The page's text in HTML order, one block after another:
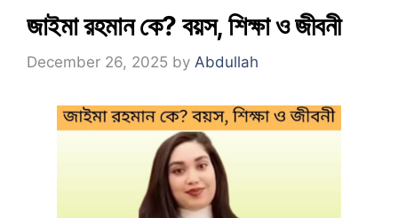
জাইমা রহমান কে? বয়স, শিক্ষা ও জীবনী
December 26, 2025 by Abdullah